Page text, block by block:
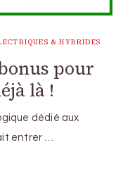
& HYBRIDES
pour
là !
dédié aux
entrer …